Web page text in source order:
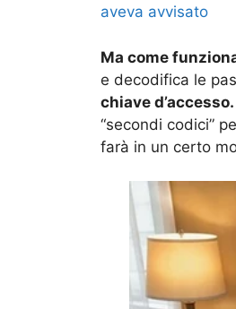
aveva avvisato
Ma come
e decodifica le
chiave d’accesso.
“secondi codici”
farà in un certo